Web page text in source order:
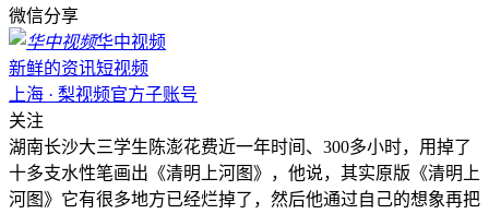
微信分享
华中视频
新鲜的资讯短视频
上海 · 梨视频官方子账号
关注
湖南长沙大三学生陈澎花费近一年时间、300多小时，用掉了
十多支水性笔画出《清明上河图》，他说，其实原版《清明上
河图》它有很多地方已经烂掉了，然后他通过自己的想象再把